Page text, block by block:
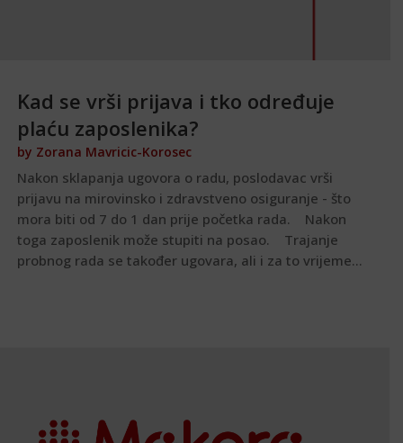
Kad se vrši prijava i tko određuje
plaću zaposlenika?
by Zorana Mavricic-Korosec
Nakon sklapanja ugovora o radu, poslodavac vrši
prijavu na mirovinsko i zdravstveno osiguranje - što
mora biti od 7 do 1 dan prije početka rada. Nakon
toga zaposlenik može stupiti na posao. Trajanje
probnog rada se također ugovara, ali i za to vrijeme...